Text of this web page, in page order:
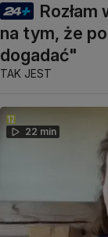
na tym, że
dogadać"
TAK JEST
22 min